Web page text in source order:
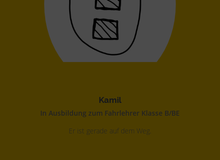
Kamil
In Ausbildung zum Fahrlehrer Klasse B/BE
Er ist gerade auf dem Weg.